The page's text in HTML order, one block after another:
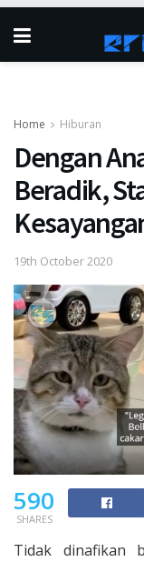
Home Hiburan
Dengan
Beradik,
19th October 2020
590
SHARES
Tidak dinafikan